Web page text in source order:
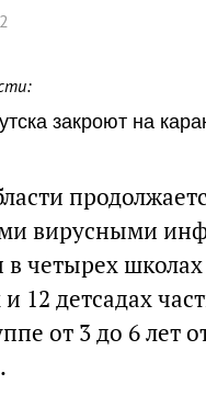
закроют на
вирусными
четырех
12 детсадах
от 3 до 6